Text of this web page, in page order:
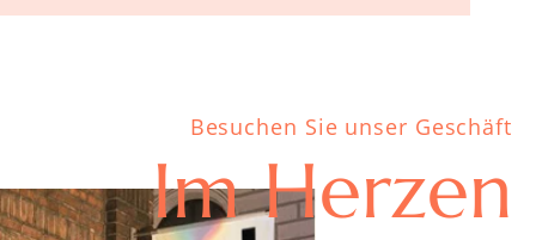
Besuchen Sie unser Geschäft
Im Herzen